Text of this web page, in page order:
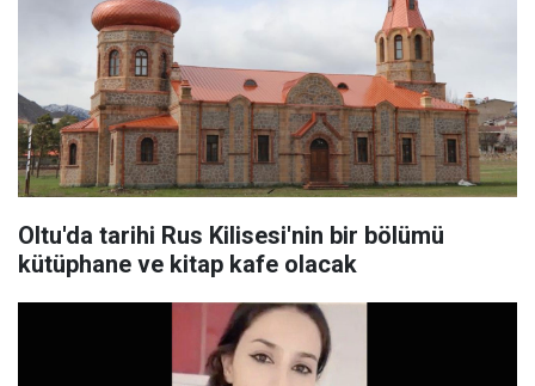
Oltu'da tarihi Rus Kilisesi'nin bir bölümü
kütüphane ve kitap kafe olacak